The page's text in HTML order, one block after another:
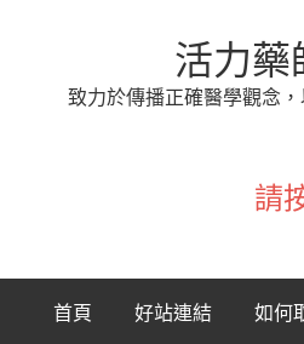
活力藥
致力於傳播正確醫學觀念
請
首頁 好站連結 如何